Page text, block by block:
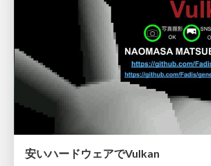
安いハードウェアでVulkan